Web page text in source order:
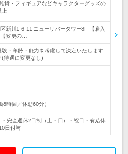
貨・フィギュアなどキャラクターグッズの
上
新川1-6-11 ニューリバータワー8F 【雇入
変更の…
・年齢・能力を考慮して決定いたします
待遇に変更なし)
8時間／休憩60分）
完全週休2日制（土・日）・祝日・有給休
日付与